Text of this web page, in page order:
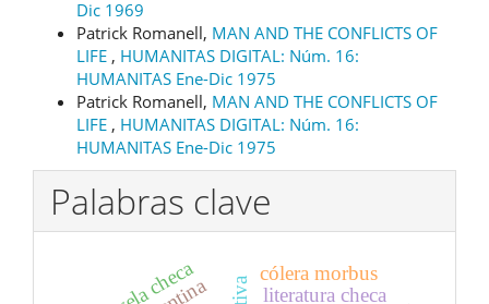
Dic 1969
Patrick Romanell, MAN AND THE CONFLICTS OF
LIFE , HUMANITAS DIGITAL: Núm. 16:
HUMANITAS Ene-Dic 1975
Patrick Romanell, MAN AND THE CONFLICTS OF
LIFE , HUMANITAS DIGITAL: Núm. 16:
HUMANITAS Ene-Dic 1975
Palabras clave
literatura checa
cólera morbus